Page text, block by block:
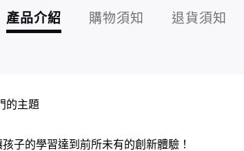
產品介紹 購物須知 退貨須知
的主題
子的學習達到前所未有的創新體驗！